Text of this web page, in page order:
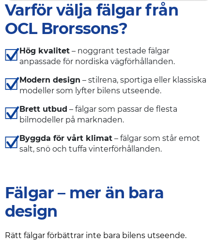
Varför välja fälgar från
OCL Brorssons?
Hög kvalitet – noggrant testade fälgar
anpassade för nordiska vägförhållanden.
Modern design – stilrena, sportiga eller klassiska
modeller som lyfter bilens utseende.
Brett utbud – fälgar som passar de flesta
bilmodeller på marknaden.
Byggda för vårt klimat – fälgar som står emot
salt, snö och tuffa vinterförhållanden.
Fälgar – mer än bara
design
Rätt fälgar förbättrar inte bara bilens utseende.